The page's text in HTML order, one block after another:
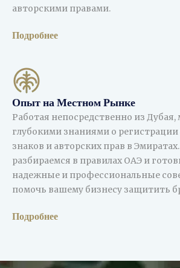
авторскими правами.
Подробнее
Опыт на Местном Рынке
Работая непосредственно из
глубокими знаниями о
знаков и авторских прав в
разбираемся в правилах ОАЭ и
надежные и профессиональные
помочь вашему бизнесу защитить
Подробнее